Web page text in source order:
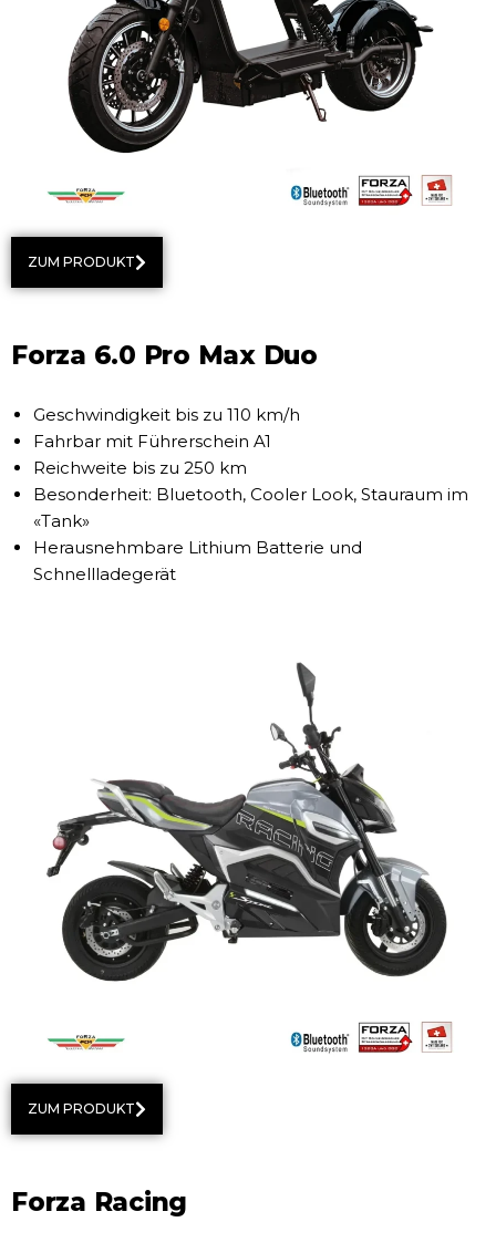
ZUM PRODUKT
Forza 6.0 Pro Max Duo
Geschwindigkeit bis zu 110 km/h
Fahrbar mit Führerschein A1
Reichweite bis zu 250 km
Besonderheit: Bluetooth, Cooler Look, Stauraum im
«Tank»
Herausnehmbare Lithium Batterie und
Schnellladegerät
ZUM PRODUKT
Forza Racing